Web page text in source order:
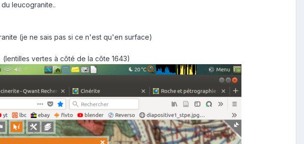
leucogranite..
(je ne sais pas si ce n'est qu'en surface)
vertes à côté de la côte 1643)